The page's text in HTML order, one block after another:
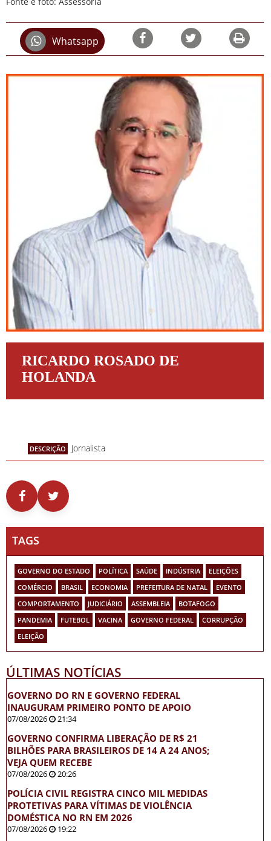
Whatsapp
RICARDO ROSADO DE
HOLANDA
DESCRIÇÃO Jornalista
TAGS
GOVERNO DO ESTADO POLÍTICA SAÚDE INDÚSTRIA
ELEIÇÕES
COMÉRCIO
BRASIL ECONOMIA PREFEITURA DE NATAL
EVENTO
COMPORTAMENTO
JUDICIÁRIO ASSEMBLEIA
BOTAFOGO
PANDEMIA
FUTEBOL VACINA GOVERNO FEDERAL
CORRUPÇÃO
ELEIÇÃO
ÚLTIMAS NOTÍCIAS
GOVERNO DO RN E GOVERNO FEDERAL
INAUGURAM PRIMEIRO PONTO DE APOIO
07/08/2026 21:34
GOVERNO CONFIRMA LIBERAÇÃO DE R$ 21
BILHÕES PARA BRASILEIROS DE 14 A 24 ANOS;
VEJA QUEM RECEBE
07/08/2026 20:26
POLÍCIA CIVIL REGISTRA CINCO MIL MEDIDAS
PROTETIVAS PARA VÍTIMAS DE VIOLÊNCIA
DOMÉSTICA NO RN EM 2026
07/08/2026 19:22